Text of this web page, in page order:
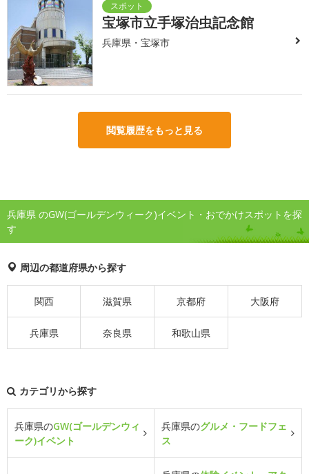
宝塚市立手塚治虫記念館
兵庫県・宝塚市
閲覧履歴をもっと見る
兵庫県 のGW(ゴールデンウィーク)イベント・おでかけスポットを探
す
周辺の都道府県から探す
関西 滋賀県 京都府 大阪府
兵庫県 奈良県 和歌山県
カテゴリから探す
兵庫県のGW(ゴールデンウィ
ーク)イベント
兵庫県のグルメ・フードフェ
ス